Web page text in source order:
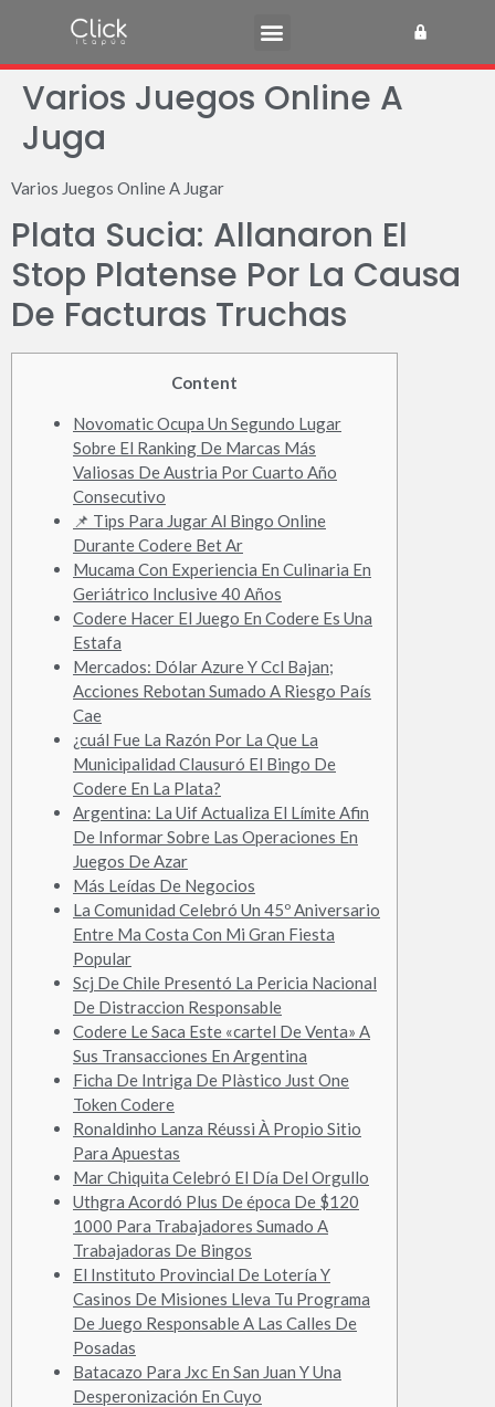
Varios Juegos Online A
Juga
Varios Juegos Online A Jugar
Plata Sucia: Allanaron El
Stop Platense Por La Causa
De Facturas Truchas
Content
Novomatic Ocupa Un Segundo Lugar
Sobre El Ranking De Marcas Más
Valiosas De Austria Por Cuarto Año
Consecutivo
📌 Tips Para Jugar Al Bingo Online
Durante Codere Bet Ar
Mucama Con Experiencia En Culinaria En
Geriátrico Inclusive 40 Años
Codere Hacer El Juego En Codere Es Una
Estafa
Mercados: Dólar Azure Y Ccl Bajan;
Acciones Rebotan Sumado A Riesgo País
Cae
¿cuál Fue La Razón Por La Que La
Municipalidad Clausuró El Bingo De
Codere En La Plata?
Argentina: La Uif Actualiza El Límite Afin
De Informar Sobre Las Operaciones En
Juegos De Azar
Más Leídas De Negocios
La Comunidad Celebró Un 45º Aniversario
Entre Ma Costa Con Mi Gran Fiesta
Popular
Scj De Chile Presentó La Pericia Nacional
De Distraccion Responsable
Codere Le Saca Este «cartel De Venta» A
Sus Transacciones En Argentina
Ficha De Intriga De Plàstico Just One
Token Codere
Ronaldinho Lanza Réussi À Propio Sitio
Para Apuestas
Mar Chiquita Celebró El Día Del Orgullo
Uthgra Acordó Plus De época De $120
1000 Para Trabajadores Sumado A
Trabajadoras De Bingos
El Instituto Provincial De Lotería Y
Casinos De Misiones Lleva Tu Programa
De Juego Responsable A Las Calles De
Posadas
Batacazo Para Jxc En San Juan Y Una
Desperonización En Cuyo